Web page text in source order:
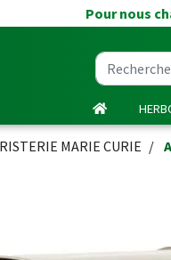
Pour nous
MARIE CURIE